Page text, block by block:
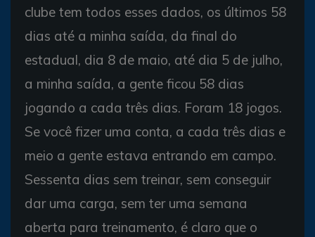
clube tem todos esses dados, os últimos 58
dias até a minha saída, da final do
estadual, dia 8 de maio, até dia 5 de julho,
a minha saída, a gente ficou 58 dias
jogando a cada três dias. Foram 18 jogos.
Se você fizer uma conta, a cada três dias e
meio a gente estava entrando em campo.
Sessenta dias sem treinar, sem conseguir
dar uma carga, sem ter uma semana
aberta para treinamento, é claro que o